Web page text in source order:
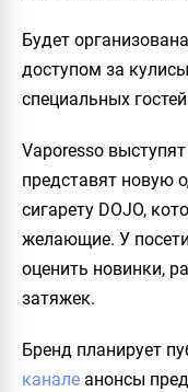
Будет
доступом за
специальных
Vaporesso
представят новую
сигарету DOJO,
желающие. У
оценить новинки,
затяжек.
Бренд планирует
канале анонсы